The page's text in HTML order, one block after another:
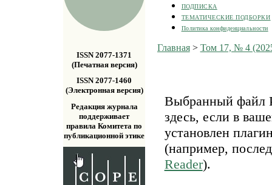
ISSN 2077-1371
(Печатная версия)
ISSN 2077-1460
(Электронная версия)
Редакция журнала
поддерживает
правила Комитета по
публикационной этике
ПОДПИСКА
ТЕМАТИЧЕСКИЕ ПОДБОРКИ
Политика конфиденциальности
Главная> Том 17, № 4
Выбранный файл
здесь, если в
установлен
(например,
Reader).